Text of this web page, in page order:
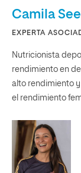
Camila
EXPERTA
Nutricionista
rendimiento en
alto rendimiento
el rendimiento